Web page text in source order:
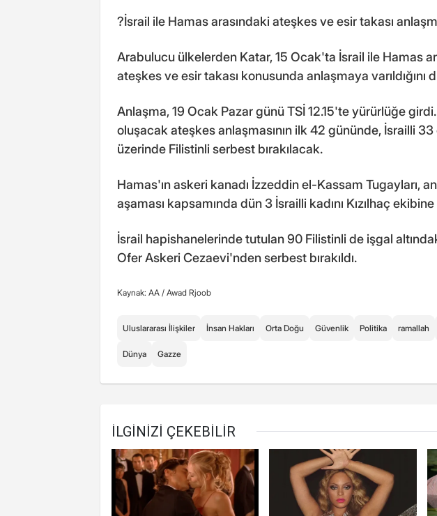
?İsrail ile Hamas arasındaki ateşkes ve esir takası
Arabulucu ülkelerden Katar, 15 Ocak'ta İsrail ile Hamas
ateşkes ve esir takası konusunda anlaşmaya varıldığını
Anlaşma, 19 Ocak Pazar günü TSİ 12.15'te yürürlüğe
oluşacak ateşkes anlaşmasının ilk 42 gününde, İsrailli
üzerinde Filistinli serbest bırakılacak.
Hamas'ın askeri kanadı İzzeddin el-Kassam Tugayları,
aşaması kapsamında dün 3 İsrailli kadını Kızılhaç
İsrail hapishanelerinde tutulan 90 Filistinli de işgal
Ofer Askeri Cezaevi'nden serbest bırakıldı.
Kaynak: AA / Awad Rjoob
Uluslararası İlişkiler İnsan Hakları Orta Doğu Güvenlik Politika ramallah
Dünya Gazze